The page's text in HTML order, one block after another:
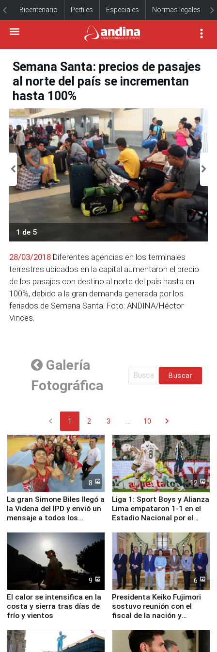
Bicentenario Perfiles Especiales Normas legales
Semana Santa: precios de pasajes
al norte del país se incrementan
hasta 100%
1 de 5
28/03/2018 Diferentes agencias en los terminales
terrestres ubicados en la capital aumentaron el precio
de los pasajes con destino al norte del país hasta en
100%, debido a la gran demanda generada por los
feriados de Semana Santa. Foto: ANDINA/Héctor
Vinces.
Galería
Fotográfica
Buscar
chevron_left 1 2 3 10 chevron_right
8
La gran Simone Biles llegó a
la Videna del IPD y envió un
mensaje a todos los
12
Liga 1: Sport Boys y Alianza
Lima empataron 1-1 en el
Estadio Nacional por el
9
El calor se intensifica en la
costa y sierra tras días de
frío y vientos
6
Presidenta Keiko Fujimori
sostuvo reunión con el
fiscal de la nación y